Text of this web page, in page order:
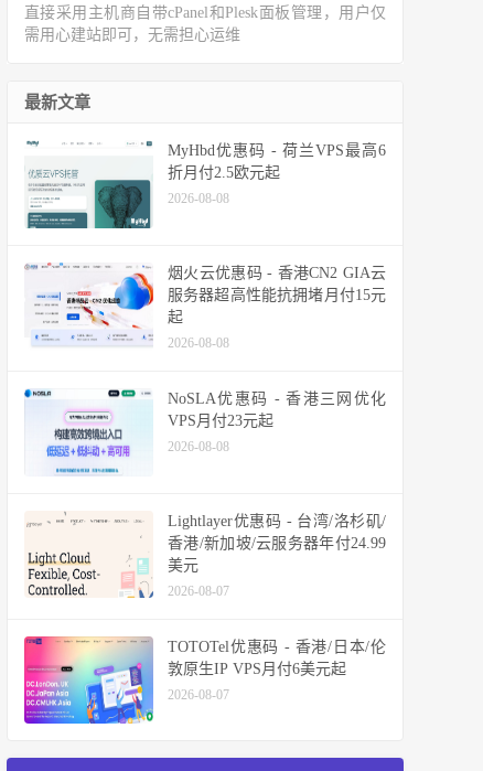
直接采用主机商自带cPanel和Plesk面板管理，用户仅
需用心建站即可，无需担心运维
最新文章
MyHbd优惠码 - 荷兰VPS最高6
折月付2.5欧元起
2026-08-08
烟火云优惠码 - 香港CN2 GIA云
服务器超高性能抗拥堵月付15元
起
2026-08-08
NoSLA优惠码 - 香港三网优化
VPS月付23元起
2026-08-08
Lightlayer优惠码 - 台湾/洛杉矶/
香港/新加坡/云服务器年付24.99
美元
2026-08-07
TOTOTel优惠码 - 香港/日本/伦
敦原生IP VPS月付6美元起
2026-08-07